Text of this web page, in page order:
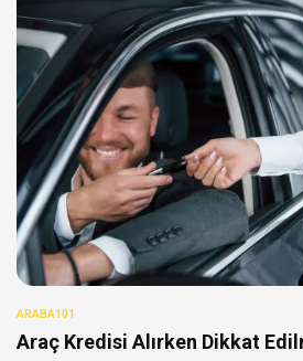
ARABA101
Araç Kredisi Alırken Dikkat